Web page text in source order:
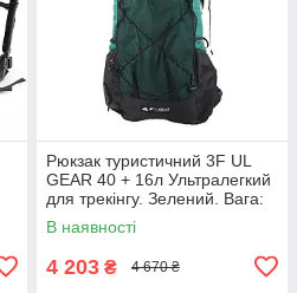
Рюкзак туристичний 3F UL
GEAR 40 + 16л Ультралегкий
для трекінгу. Зелений. Вага:
850г
В наявності
4 203 ₴ 4 670 ₴